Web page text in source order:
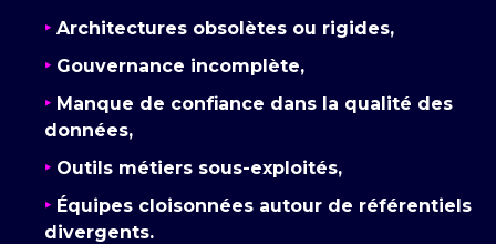
‣ Architectures obsolètes ou rigides,
‣ Gouvernance incomplète,
‣ Manque de confiance dans la qualité des
données,
‣ Outils métiers sous-exploités,
‣ Équipes cloisonnées autour de référentiels
divergents.